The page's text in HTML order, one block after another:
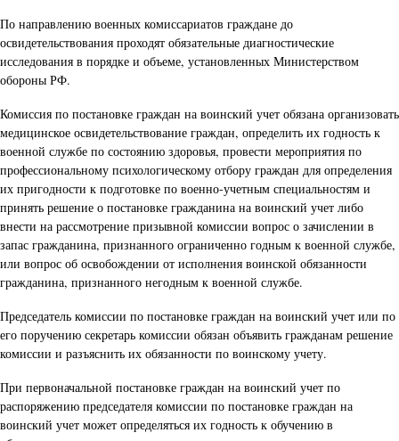
По направлению военных комиссариатов граждане до
освидетельствования проходят обязательные диагностические
исследования в порядке и объеме, установленных Министерством
обороны РФ.
Комиссия по постановке граждан на воинский учет обязана организовать
медицинское освидетельствование граждан, определить их годность к
военной службе по состоянию здоровья, провести мероприятия по
профессиональному психологическому отбору граждан для определения
их пригодности к подготовке по военно-учетным специальностям и
принять решение о постановке гражданина на воинский учет либо
внести на рассмотрение призывной комиссии вопрос о зачислении в
запас гражданина, признанного ограниченно годным к военной службе,
или вопрос об освобождении от исполнения воинской обязанности
гражданина, признанного негодным к военной службе.
Председатель комиссии по постановке граждан на воинский учет или по
его поручению секретарь комиссии обязан объявить гражданам решение
комиссии и разъяснить их обязанности по воинскому учету.
При первоначальной постановке граждан на воинский учет по
распоряжению председателя комиссии по постановке граждан на
воинский учет может определяться их годность к обучению в